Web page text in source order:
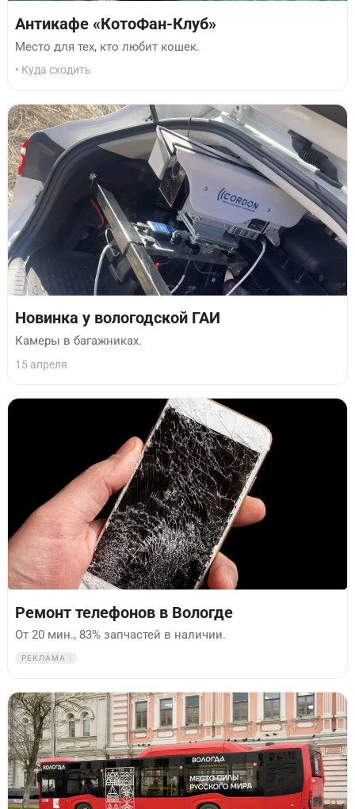
Антикафе «КотоФан-Клуб»
Место для тех, кто любит кошек.
• Куда сходить
Новинка у вологодской ГАИ
Камеры в багажниках.
15 апреля
Ремонт телефонов в Вологде
От 20 мин., 83% запчастей в наличии.
РЕКЛАМА